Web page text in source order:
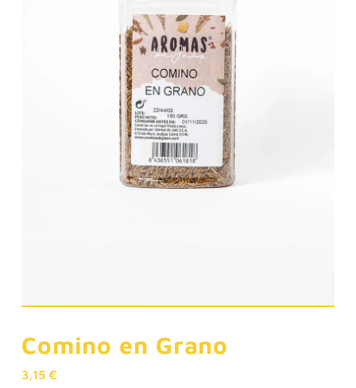
Comino en Grano
3,15 €